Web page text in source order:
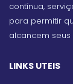
contínua,
para permitir
alcancem
LINKS UTEIS